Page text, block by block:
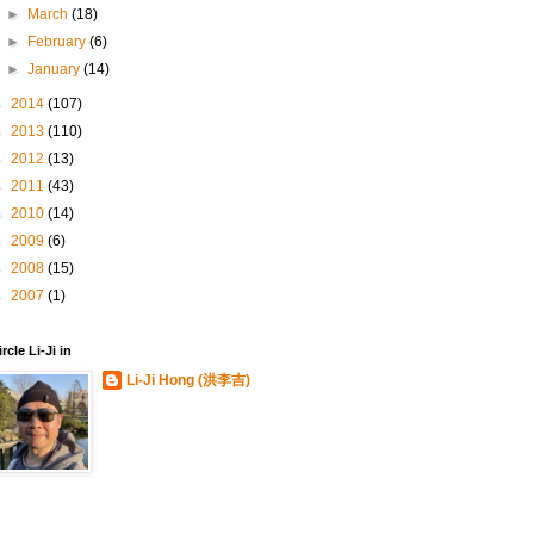
► March(18)
►
February(6)
►January(14)
2014 (107)
2013 (110)
2012 (13)
2011 (43)
2010 (14)
2009 (6)
2008 (15)
2007 (1)
Li-Ji in
Li-Ji Hong (洪李吉)